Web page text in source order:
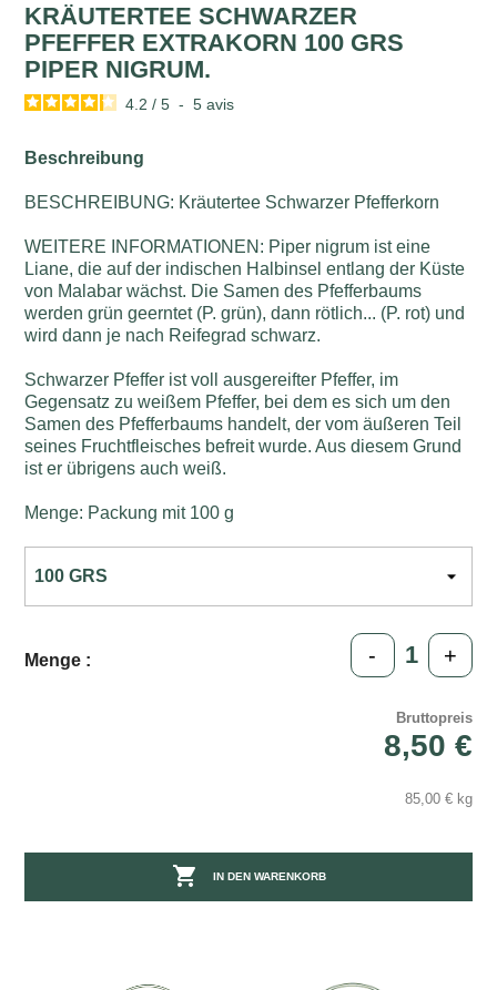
KRÄUTERTEE SCHWARZER
PFEFFER EXTRAKORN 100 GRS
PIPER NIGRUM.
4.2 / 5 - 5avis
Beschreibung
BESCHREIBUNG: Kräutertee Schwarzer Pfefferkorn
WEITERE INFORMATIONEN: Piper nigrum ist eine
Liane, die auf der indischen Halbinsel entlang der Küste
von Malabar wächst. Die Samen des Pfefferbaums
werden grün geerntet (P. grün), dann rötlich... (P. rot) und
wird dann je nach Reifegrad schwarz.
Schwarzer Pfeffer ist voll ausgereifter Pfeffer, im
Gegensatz zu weißem Pfeffer, bei dem es sich um den
Samen des Pfefferbaums handelt, der vom äußeren Teil
seines Fruchtfleisches befreit wurde. Aus diesem Grund
ist er übrigens auch weiß.
Menge: Packung mit 100 g
Menge : - +
Bruttopreis
8,50 €
85,00 € kg
 IN DEN WARENKORB